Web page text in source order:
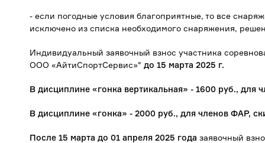
- если погодные условия благоприятные, то все
исключено из списка необходимого снаряжения, р
Индивидуальный заявочный взнос участника
ООО «АйтиСпортСервис»" до 15 марта 2025 г.
В дисциплине «гонка вертикальная» - 1600 руб., для
В дисциплине «гонка» - 2000 руб., для членов ФАР,
После 15 марта до 01 апреля 2025 года заявочный